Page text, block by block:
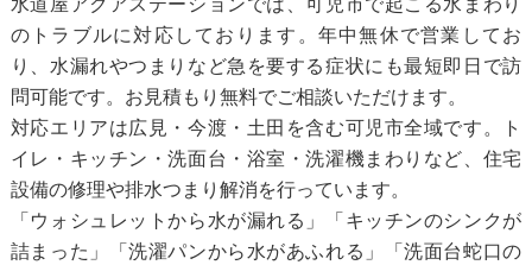
のトラブルに対応しております。年中無休で営業してお
り、水漏れやつまりなど急を要する症状にも最短即日で訪
問可能です。お見積もり無料でご相談いただけます。
対応エリアは広見・今渡・土田を含む可児市全域です。ト
イレ・キッチン・洗面台・浴室・洗濯機まわりなど、住宅
設備の修理や排水つまり解消を行っています。
「ウォシュレットから水が漏れる」「キッチンのシンクが
詰まった」「洗濯パンから水があふれる」「洗面台蛇口の